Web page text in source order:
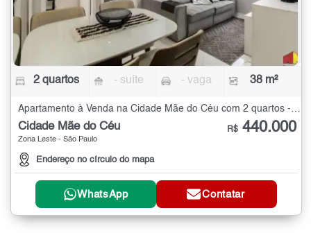
2 quartos - suíte - vaga 38 m²
Apartamento à Venda na Cidade Mãe do Céu com 2 quartos - 38 m²
Cidade Mãe do Céu
Zona Leste - São Paulo
Endereço no círculo do mapa
R$ 440.000
WhatsApp Contatar